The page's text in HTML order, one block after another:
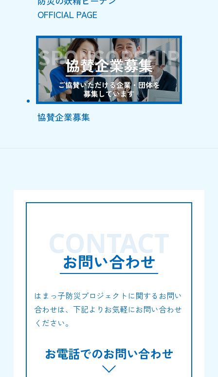
OFFICIAL PAGE
協賛企業募集
お問い合わせ
CONTACT
はまっ子防災プロジェクトに関するお問い
合わせは、下記よりお気軽にお問い合わせ
ください。
お電話でのお問い合わせ